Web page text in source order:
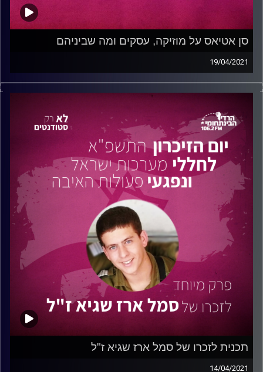
ערוץ היוטיוב של דותן
קרדיט תמונות:נתנאל גולדפדר
סן אטיאס על מוזיקה, עסקים ומה שביניהם
19/04/2021
בפרק זה מארח יקיר לשיחה אתסן אטיאס,סטודנט לתקשורת
בהתמחות בשיווקבאוניברסיטת רייכמןמעבר להיותו סטודנט,
סן הוא עצמאי, דיג'יי מצליח ומפיק מוזיקלי.
בפרק, משוחחים השניים על השילוב הנהדר בין לימודי
התקשורת לבין המוזיקה הייחודית של סן. סן מספר לנו על דרכו
ביזמות עסקית בתחומי המוזיקה ועל הליך הקמת עסק עצמאי.
סן משתף אותנו בתהליך היצירה המוזיקלית החל מילדותו, ועל
הכלים שרכש בדרך לקריירה.
האזינו לפרק שיגרום לכם להאמין בדרך שלכם ולעשות צעד
נוסף בדרך להגשמת החלום.
טיפ מסן: היו עם היד על הדופק, התמידו בעשייה מתוך דרייב
ואהבה לתחום שלכם. הסתכלו קדימה, חקרו את השוק
והתמקדו בפיתוח קשרים.
נתנאל גולדפדר
תכנית לזכרו של סמל ארז שגיא ז"ל
14/04/2021